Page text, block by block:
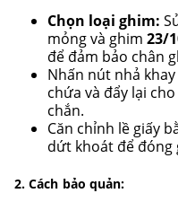
Chọn loại ghim:
mỏng và ghim 23/
để đảm bảo chân
Nhấn nút nhả
chứa và đẩy lại
chắn.
Căn chỉnh lề giấy
dứt khoát để đóng
2. Cách bảo quản: